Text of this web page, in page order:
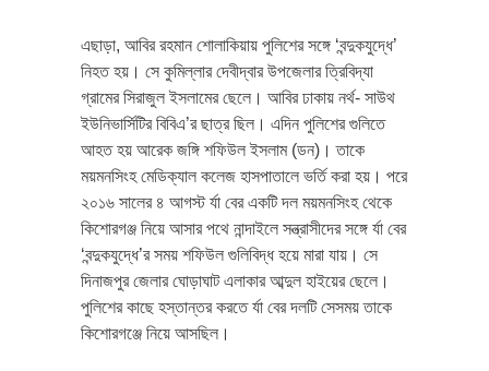
এছাড়া, আবির রহমান শোলাকিয়ায় পুলিশের সঙ্গে ‘বন্দুকযুদ্ধে’
নিহত হয়। সে কুমিল্লার দেবীদ্বার উপজেলার ত্রিবিদ্যা
গ্রামের সিরাজুল ইসলামের ছেলে। আবির ঢাকায় নর্থ- সাউথ
ইউনিভার্সিটির বিবিএ’র ছাত্র ছিল। এদিন পুলিশের গুলিতে
আহত হয় আরেক জঙ্গি শফিউল ইসলাম (ডন)। তাকে
ময়মনসিংহ মেডিক্যাল কলেজ হাসপাতালে ভর্তি করা হয়। পরে
২০১৬ সালের ৪ আগস্ট র্যা বের একটি দল ময়মনসিংহ থেকে
কিশোরগঞ্জ নিয়ে আসার পথে নান্দাইলে সন্ত্রাসীদের সঙ্গে র্যা বের
‘বন্দুকযুদ্ধে’র সময় শফিউল গুলিবিদ্ধ হয়ে মারা যায়। সে
দিনাজপুর জেলার ঘোড়াঘাট এলাকার আব্দুল হাইয়ের ছেলে।
পুলিশের কাছে হস্তান্তর করতে র্যা বের দলটি সেসময় তাকে
কিশোরগঞ্জে নিয়ে আসছিল।